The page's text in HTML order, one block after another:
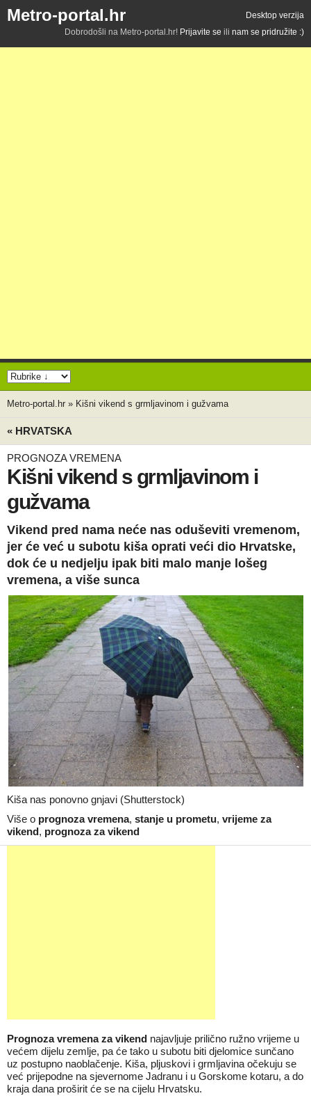
Metro-portal.hr
Desktop verzija
Dobrodošli na Metro-portal.hr! Prijavite se ili nam se pridružite :)
Metro-portal.hr » Kišni vikend s grmljavinom i gužvama
« HRVATSKA
PROGNOZA VREMENA
Kišni vikend s grmljavinom i
gužvama
Vikend pred nama neće nas oduševiti vremenom,
jer će već u subotu kiša oprati veći dio Hrvatske,
dok će u nedjelju ipak biti malo manje lošeg
vremena, a više sunca
Kiša nas ponovno gnjavi (Shutterstock)
Više o prognoza vremena, stanje u prometu, vrijeme za
vikend, prognoza za vikend
Prognoza vremena za vikend najavljuje prilično ružno vrijeme u
većem dijelu zemlje, pa će tako u subotu biti djelomice sunčano
uz postupno naoblačenje. Kiša, pljuskovi i grmljavina očekuju se
već prijepodne na sjevernome Jadranu i u Gorskome kotaru, a do
kraja dana proširit će se na cijelu Hrvatsku.